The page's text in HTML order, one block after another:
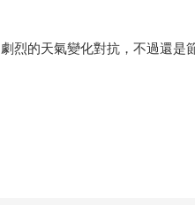
烈的天氣變化對抗，不過還是